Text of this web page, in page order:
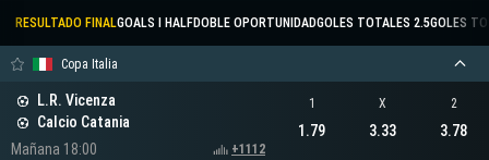
RESULTADO FINALGOALS I HALFDOBLE OPORTUNIDADGOLES TOTALES 2.5GOLES
Copa Italia
L.R. Vicenza
Calcio Catania
Mañana 18:00
+1112
1
1.79
X
3.33
2
3.78